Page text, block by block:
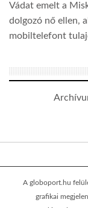
Vádat emelt a
dolgozó nő ellen,
mobiltelefont
A globoport.hu
grafikai